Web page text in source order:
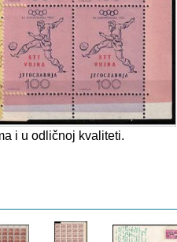
i u odličnoj kvaliteti.